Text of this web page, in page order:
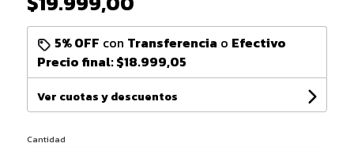
5% OFF con Transferencia o Efectivo
Precio final:$18.999,05
Ver cuotas y descuentos
Cantidad